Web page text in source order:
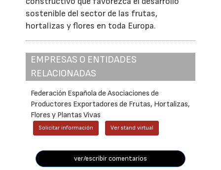
sostenible del sector de las frutas,
hortalizas y flores en toda Europa.
EMPRESAS O ENTIDADES
RELACIONADAS
Federación Española de Asociaciones de
Productores Exportadores de Frutas, Hortalizas,
Flores y Plantas Vivas
Solicitar información Ver stand virtual
ver/escribir comentarios